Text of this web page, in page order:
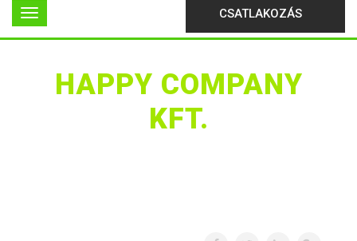
CSATLAKOZÁS
HAPPY COMPANY
KFT.